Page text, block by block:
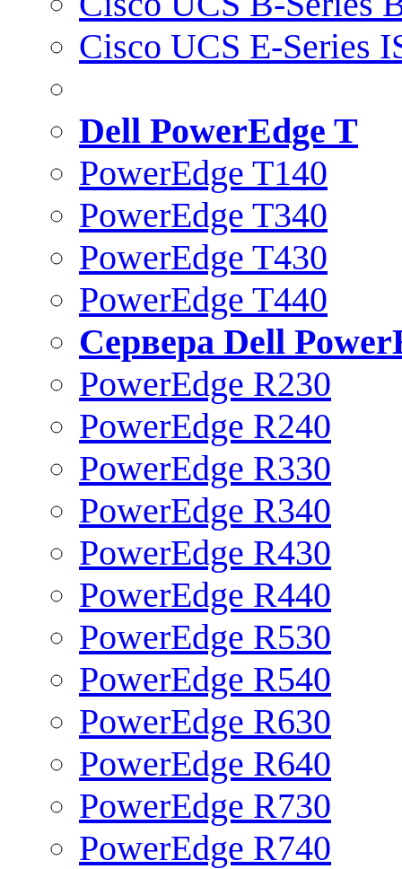
Cisco UCS E-Series
Dell PowerEdge T
PowerEdge T140
PowerEdge T340
PowerEdge T430
PowerEdge T440
Сервера Dell
PowerEdge R230
PowerEdge R240
PowerEdge R330
PowerEdge R340
PowerEdge R430
PowerEdge R440
PowerEdge R530
PowerEdge R540
PowerEdge R630
PowerEdge R640
PowerEdge R730
PowerEdge R740